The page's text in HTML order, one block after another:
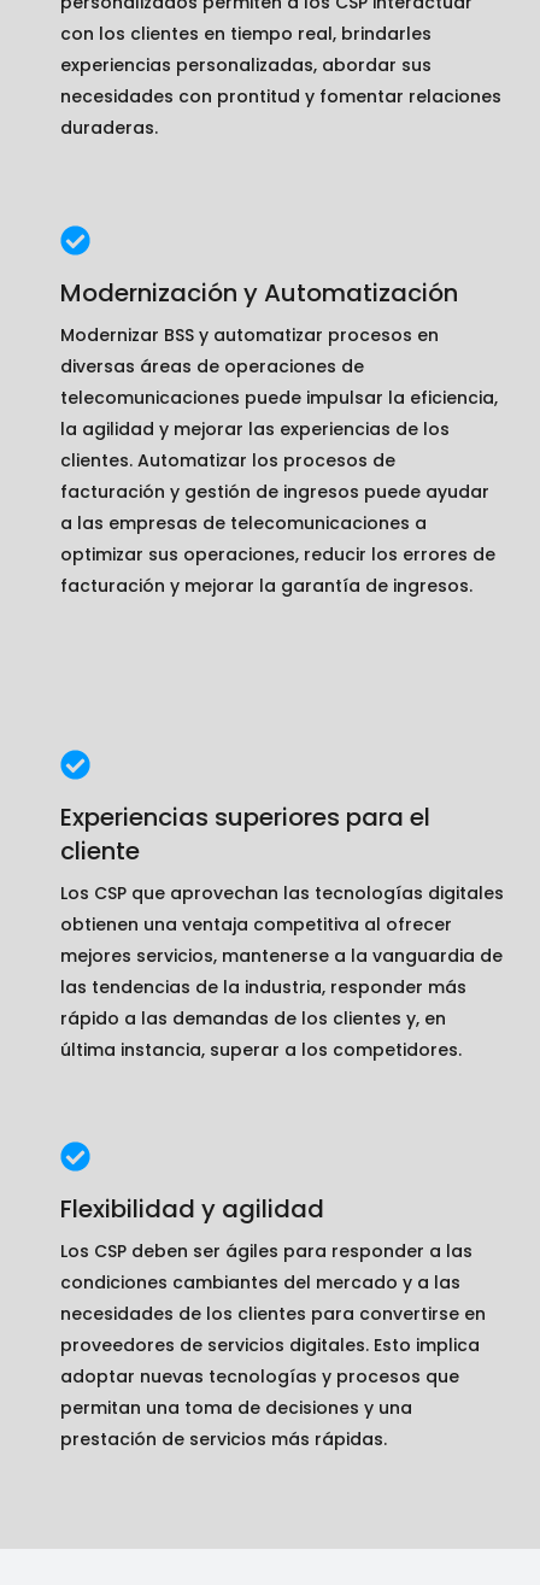
con los clientes en tiempo real, brindarles
experiencias personalizadas, abordar sus
necesidades con prontitud y fomentar relaciones
duraderas.
Modernización y Automatización
Modernizar BSS y automatizar procesos en
diversas áreas de operaciones de
telecomunicaciones puede impulsar la eficiencia,
la agilidad y mejorar las experiencias de los
clientes. Automatizar los procesos de
facturación y gestión de ingresos puede ayudar
a las empresas de telecomunicaciones a
optimizar sus operaciones, reducir los errores de
facturación y mejorar la garantía de ingresos.
Experiencias superiores para el
cliente
Los CSP que aprovechan las tecnologías digitales
obtienen una ventaja competitiva al ofrecer
mejores servicios, mantenerse a la vanguardia de
las tendencias de la industria, responder más
rápido a las demandas de los clientes y, en
última instancia, superar a los competidores.
Flexibilidad y agilidad
Los CSP deben ser ágiles para responder a las
condiciones cambiantes del mercado y a las
necesidades de los clientes para convertirse en
proveedores de servicios digitales. Esto implica
adoptar nuevas tecnologías y procesos que
permitan una toma de decisiones y una
prestación de servicios más rápidas.